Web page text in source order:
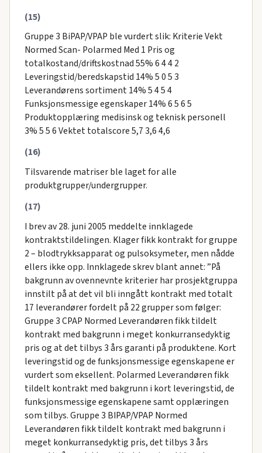
(15)
Gruppe 3 BiPAP/VPAP ble vurdert slik: Kriterie Vekt
Normed Scan- Polarmed Med 1 Pris og
totalkostand/driftskostnad 55% 6 4 4 2
Leveringstid/beredskapstid 14% 5 0 5 3
Leverandørens sortiment 14% 5 4 5 4
Funksjonsmessige egenskaper 14% 6 5 6 5
Produktopplæring medisinsk og teknisk personell
3% 5 5 6 Vektet totalscore 5,7 3,6 4,6
(16)
Tilsvarende matriser ble laget for alle
produktgrupper/undergrupper.
(17)
I brev av 28. juni 2005 meddelte innklagede
kontraktstildelingen. Klager fikk kontrakt for gruppe
2 – blodtrykksapparat og pulsoksymeter, men nådde
ellers ikke opp. Innklagede skrev blant annet: ”På
bakgrunn av ovennevnte kriterier har prosjektgruppa
innstilt på at det vil bli inngått kontrakt med totalt
17 leverandører fordelt på 22 grupper som følger:
Gruppe 3 CPAP Normed Leverandøren fikk tildelt
kontrakt med bakgrunn i meget konkurransedyktig
pris og at det tilbys 3 års garanti på produktene. Kort
leveringstid og de funksjonsmessige egenskapene er
vurdert som eksellent. Polarmed Leverandøren fikk
tildelt kontrakt med bakgrunn i kort leveringstid, de
funksjonsmessige egenskapene samt opplæringen
som tilbys. Gruppe 3 BIPAP/VPAP Normed
Leverandøren fikk tildelt kontrakt med bakgrunn i
meget konkurransedyktig pris, det tilbys 3 års